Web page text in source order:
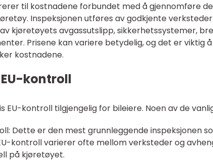
til kostnadene forbundet med å gjennomføre
Inspeksjonen utføres av godkjente
kjøretøyets avgassutslipp, sikkerhetssystemer,
Prisene kan variere betydelig, og det er viktig
kostnadene.
kontroll
EU-kontroll tilgjengelig for bileiere. Noen av de
Dette er den mest grunnleggende inspeksjonen
kontroll varierer ofte mellom verksteder og
på kjøretøyet.